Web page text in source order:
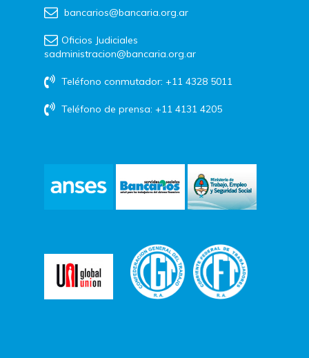
bancarios@bancaria.org.ar
Oficios Judiciales
sadministracion@bancaria.org.ar
Teléfono conmutador: +11 4328 5011
Teléfono de prensa: +11 4131 4205